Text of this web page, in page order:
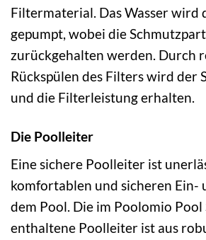
Filtermaterial. Das Wasser wird
gepumpt, wobei die
zurückgehalten werden. Durch
Rückspülen des Filters wird der
und die Filterleistung erhalten.
Die Poolleiter
Eine sichere Poolleiter ist
komfortablen und sicheren Ein-
dem Pool. Die im Poolomio Pool
enthaltene Poolleiter ist aus